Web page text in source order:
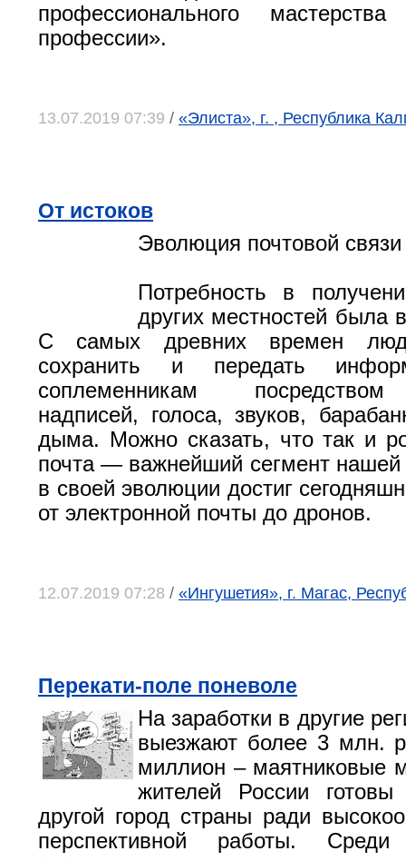
профессионального
профессии».
13.07.2019 07:39 / «Элиста», г. , Республика
От истоков
Эволюция почтовой связи
Потребность в
других местностей была
С самых древних времен
сохранить и передать
соплеменникам
надписей, голоса, звуков,
дыма. Можно сказать, что так и
почта — важнейший сегмент нашей
в своей эволюции достиг
от электронной почты до дронов.
12.07.2019 07:28 / «Ингушетия», г. Магас,
Перекати-поле поневоле
На заработки в другие
выезжают более 3 млн.
миллион – маятниковые
жителей России
другой город страны ради
перспективной работы.